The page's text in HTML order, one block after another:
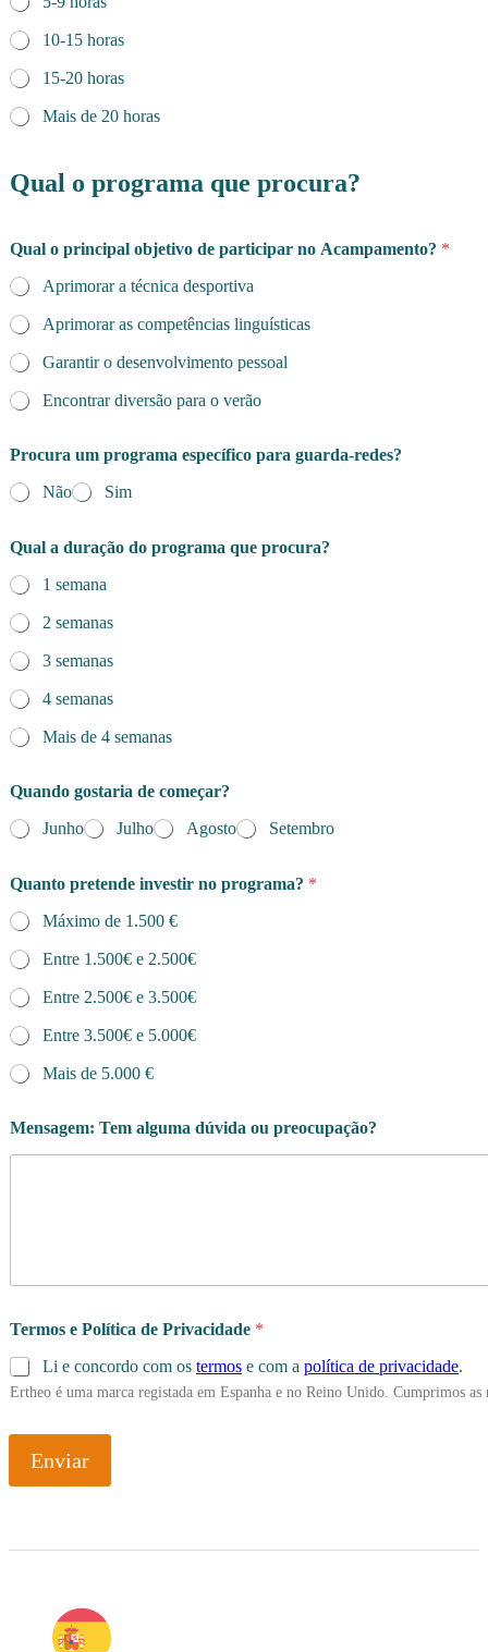
10-15 horas
15-20 horas
Mais de 20 horas
Qual o programa que procura?
Qual o principal objetivo de participar no Acampamento? *
Aprimorar a técnica desportiva
Aprimorar as competências linguísticas
Garantir o desenvolvimento pessoal
Encontrar diversão para o verão
A
p
e
i
o
Procura um programa específico para guarda-redes?
Não
Sim
Qual a duração do programa que procura?
1 semana
2 semanas
3 semanas
4 semanas
Mais de 4 semanas
Quando gostaria de começar?
Junho
Julho Agosto Setembro
Quanto pretende investir no programa? *
Máximo de 1.500 €
Entre 1.500€ e 2.500€
Entre 2.500€ e 3.500€
Entre 3.500€ e 5.000€
Mais de 5.000 €
Mensagem: Tem alguma dúvida ou preocupação?
Termos e Política de Privacidade *
Li e concordo com os termos e com a política de privacidade.
Ertheo é uma marca registada em Espanha e no Reino Unido. Cumprimos
Enviar